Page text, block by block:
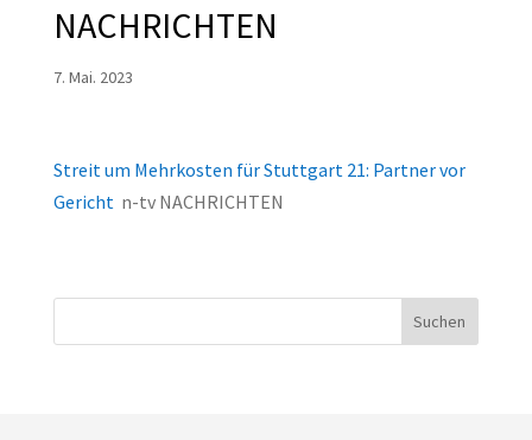
NACHRICHTEN
7. Mai. 2023
Streit um Mehrkosten für Stuttgart 21: Partner vor
Gericht n-tv NACHRICHTEN
Suchen